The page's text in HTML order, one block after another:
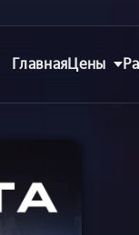
ГлавнаяЦены